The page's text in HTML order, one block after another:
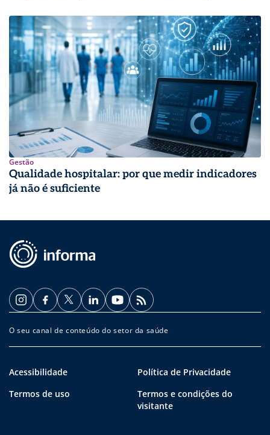
Gestão
Qualidade hospitalar: por que medir indicadores
já não é suficiente
O seu canal de conteúdo do setor da saúde
Acessibilidade
Política de Privacidade
Termos de uso
Termos e condições do
visitante